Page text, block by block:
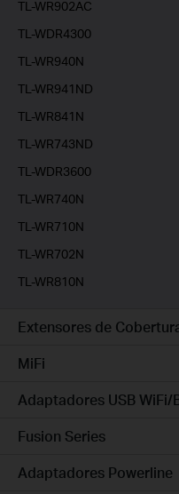
TL-WR902AC
TL-WDR4300
TL-WR940N
TL-WR941ND
TL-WR841N
TL-WR743ND
TL-WDR3600
TL-WR740N
TL-WR710N
TL-WR702N
TL-WR810N
Extensores de
MiFi
Adaptadores USB WiFi/
Fusion Series
Adaptadores Powerline